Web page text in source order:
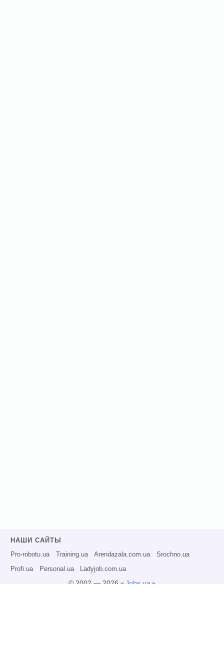
НАШИ САЙТЫ
Pro-robotu.ua Training.ua Arendazala.com.ua Srochno.ua
Profi.ua Personal.ua Ladyjob.com.ua
© 2002 — 2026 « Jobs.ua»